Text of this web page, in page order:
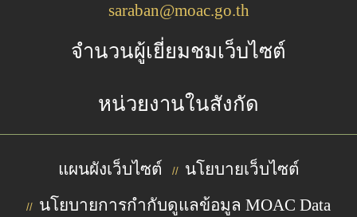
saraban@moac.go.th
จำนวนผู้เยี่ยมชมเว็บไซต์
หน่วยงานในสังกัด
แผนผังเว็บไซต์ // นโยบายเว็บไซต์
// นโยบายการกำกับดูแลข้อมูล MOAC Data